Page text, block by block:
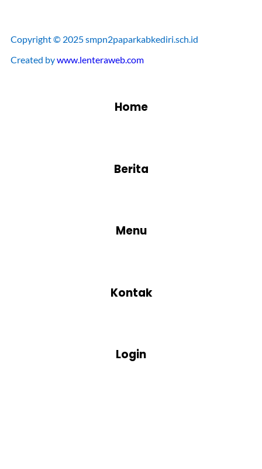
Copyright © 2025 smpn2paparkabkediri.sch.id
Created bywww.lenteraweb.com
Home
Berita
Menu
Kontak
Login